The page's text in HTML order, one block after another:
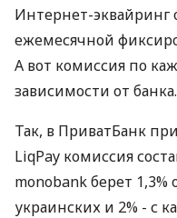
Интернет-эквайринг
ежемесячной
А вот комиссия по
зависимости от банка.
Так, в ПриватБанк
LiqPay комиссия
monobank берет
украинских и 2% - с